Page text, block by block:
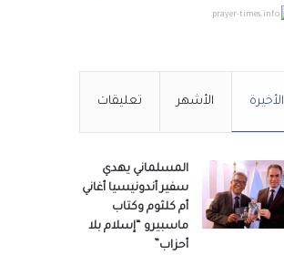
prayer-times.info
الأخيرة الأشهر تعليقات
المسلماني يهدي
سفير أندونيسيا أغاني
أم كلثوم وكتاب
ماسبيرو “إسلام بلا
أحزاب”